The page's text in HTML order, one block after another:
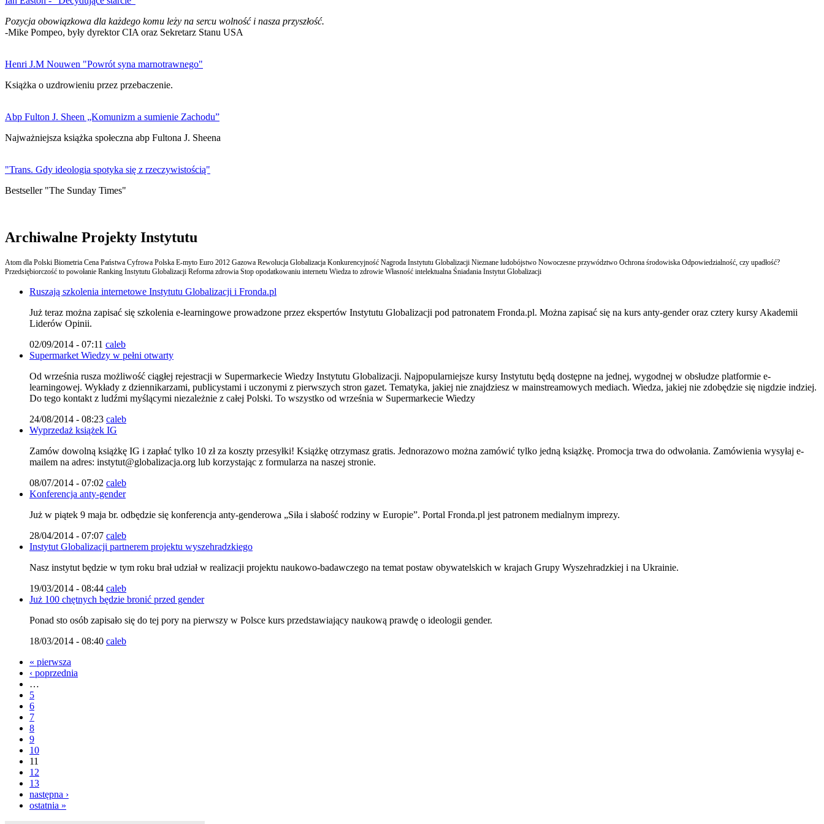
Pozycja obowiązkowa dla każdego komu leży na sercu wolność i nasza przyszłość.
-Mike Pompeo, były dyrektor CIA oraz Sekretarz Stanu USA
Henri J.M Nouwen "Powrót syna marnotrawnego"
Książka o uzdrowieniu przez przebaczenie.
Abp Fulton J. Sheen „Komunizm a sumienie Zachodu”
Najważniejsza książka społeczna abp Fultona J. Sheena
"Trans. Gdy ideologia spotyka się z rzeczywistością"
Bestseller "The Sunday Times"
Archiwalne Projekty Instytutu
Atom dla Polski Biometria Cena Państwa Cyfrowa Polska E-myto Euro 2012 Gazowa Rewolucja Globalizacja Konkurencyjność Nagroda Instytutu Globalizacji Nieznane ludobójstwo Nowoczesne przywództwo Ochrona środowiska Odpowiedzialność, czy upadłość?
Przedsiębiorczość to powołanie Ranking Instytutu Globalizacji Reforma zdrowia Stop opodatkowaniu internetu Wiedza to zdrowie Własność intelektualna Śniadania Instytut Globalizacji
Ruszają szkolenia internetowe Instytutu Globalizacji i Fronda.pl
Już teraz można zapisać się szkolenia e-learningowe prowadzone przez ekspertów Instytutu Globalizacji pod patronatem Fronda.pl. Można zapisać się na kurs anty-gender oraz cztery kursy Akademii
Liderów Opinii.
02/09/2014 - 07:11 caleb
Supermarket Wiedzy w pełni otwarty
Od września rusza możliwość ciągłej rejestracji w Supermarkecie Wiedzy Instytutu Globalizacji. Najpopularniejsze kursy Instytutu będą dostępne na jednej, wygodnej w obsłudze platformie e-
learningowej. Wykłady z dziennikarzami, publicystami i uczonymi z pierwszych stron gazet. Tematyka, jakiej nie znajdziesz w mainstreamowych mediach. Wiedza, jakiej nie zdobędzie się nigdzie indziej.
Do tego kontakt z ludźmi myślącymi niezależnie z całej Polski. To wszystko od września w Supermarkecie Wiedzy
24/08/2014 - 08:23 caleb
Wyprzedaż książek IG
Zamów dowolną książkę IG i zapłać tylko 10 zł za koszty przesyłki! Książkę otrzymasz gratis. Jednorazowo można zamówić tylko jedną książkę. Promocja trwa do odwołania. Zamówienia wysyłaj e-
mailem na adres: instytut@globalizacja.org lub korzystając z formularza na naszej stronie.
08/07/2014 - 07:02 caleb
Konferencja anty-gender
Już w piątek 9 maja br. odbędzie się konferencja anty-genderowa „Siła i słabość rodziny w Europie”. Portal Fronda.pl jest patronem medialnym imprezy.
28/04/2014 - 07:07 caleb
Instytut Globalizacji partnerem projektu wyszehradzkiego
Nasz instytut będzie w tym roku brał udział w realizacji projektu naukowo-badawczego na temat postaw obywatelskich w krajach Grupy Wyszehradzkiej i na Ukrainie.
19/03/2014 - 08:44 caleb
Już 100 chętnych będzie bronić przed gender
Ponad sto osób zapisało się do tej pory na pierwszy w Polsce kurs przedstawiający naukową prawdę o ideologii gender.
18/03/2014 - 08:40 caleb
« pierwsza
‹ poprzednia
…
5
6
7
8
9
10
11
12
13
następna ›
ostatnia »